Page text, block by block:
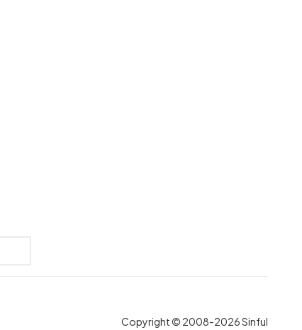
Copyright © 2008-2026 Sinful